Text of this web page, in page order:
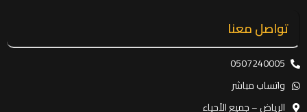
تواصل معنا
0507240005
واتساب مباشر
الرياض – جميع الأحياء